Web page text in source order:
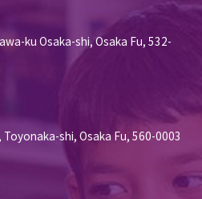
ku Osaka-shi, Osaka Fu, 532-
shi, Osaka Fu, 560-0003